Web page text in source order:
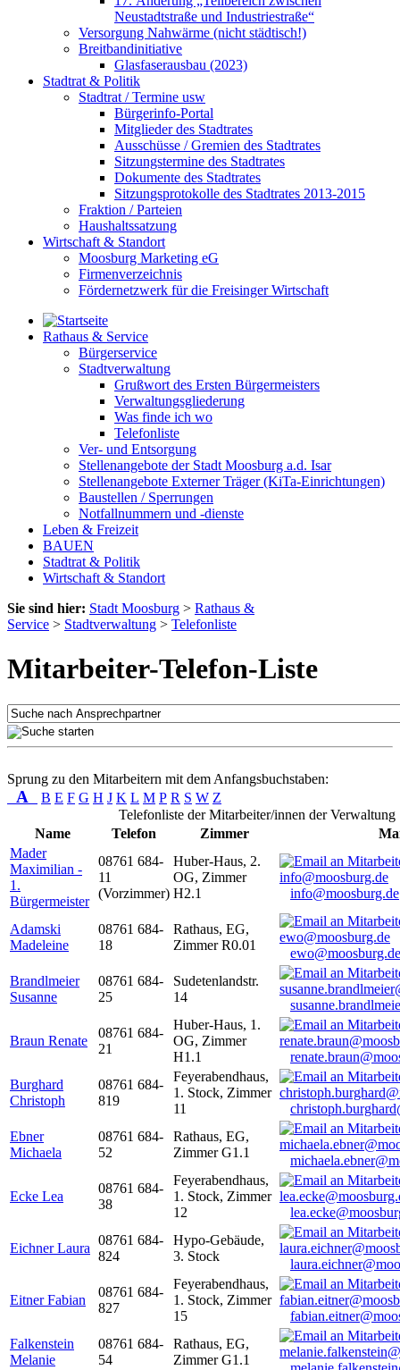
Neustadtstraße und Industriestraße“
Versorgung Nahwärme (nicht städtisch!)
Breitbandinitiative
Glasfaserausbau (2023)
Stadtrat & Politik
Stadtrat / Termine usw
Bürgerinfo-Portal
Mitglieder des Stadtrates
Ausschüsse / Gremien des Stadtrates
Sitzungstermine des Stadtrates
Dokumente des Stadtrates
Sitzungsprotokolle des Stadtrates 2013-2015
Fraktion / Parteien
Haushaltssatzung
Wirtschaft & Standort
Moosburg Marketing eG
Firmenverzeichnis
Fördernetzwerk für die Freisinger Wirtschaft
Rathaus & Service
Bürgerservice
Stadtverwaltung
Grußwort des Ersten Bürgermeisters
Verwaltungsgliederung
Was finde ich wo
Telefonliste
Ver- und Entsorgung
Stellenangebote der Stadt Moosburg a.d. Isar
Stellenangebote Externer Träger (KiTa-Einrichtungen)
Baustellen / Sperrungen
Notfallnummern und -dienste
Leben & Freizeit
BAUEN
Stadtrat & Politik
Wirtschaft & Standort
Sie sind hier: Stadt Moosburg > Rathaus &
Service > Stadtverwaltung > Telefonliste
Mitarbeiter-Telefon-Liste
Sprung zu den Mitarbeitern mit dem Anfangsbuchstaben:
A B E F G H J K L M P R S W Z
Telefonliste der Mitarbeiter/innen der Verwaltung
Name
Telefon Zimmer
Mader
Maximilian -
1.
Bürgermeister
08761 684-
11
(Vorzimmer)
Huber-Haus, 2.
OG, Zimmer
H2.1
info@moosburg.de
Adamski
Madeleine
08761 684-
18
Rathaus, EG,
Zimmer R0.01
ewo@moosburg.de
Brandlmeier
Susanne
08761 684-
25
Sudetenlandstr.
14
Braun Renate
08761 684-
21
Huber-Haus, 1.
OG, Zimmer
H1.1
Burghard
Christoph
08761 684-
819
Feyerabendhaus,
1. Stock, Zimmer
11
Ebner
Michaela
08761 684-
52
Rathaus, EG,
Zimmer G1.1
Ecke Lea
08761 684-
38
Feyerabendhaus,
1. Stock, Zimmer
12
Eichner Laura
08761 684-
824
Hypo-Gebäude,
3. Stock
Eitner Fabian
08761 684-
827
Feyerabendhaus,
1. Stock, Zimmer
15
Falkenstein
Melanie
08761 684-
54
Rathaus, EG,
Zimmer G1.1